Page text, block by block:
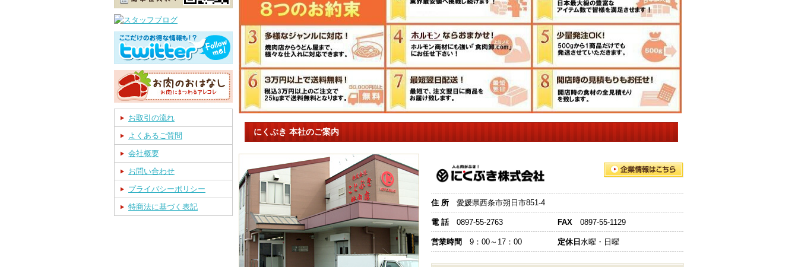
お取引の流れ
よくあるご質問
会社概要
お問い合わせ
プライバシーポリシー
特商法に基づく表記
にくぶき 本社のご案内
住 所 愛媛県西条市朔日市851-4
電 話0897-55-2763 FAX 0897-55-1129
営業時間 9：00～17：00 定休日 水曜・日曜